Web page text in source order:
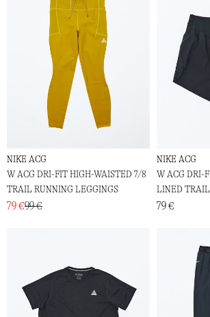
NIKE ACG
W ACG DRI-FIT HIGH-WAISTED 7/8
TRAIL RUNNING LEGGINGS
79 €99 €
NIKE ACG
W ACG DRI-
LINED
79 €